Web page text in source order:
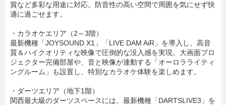
賞など多彩な用途に対応。防音性の高い空間で周囲を気にせず快
適に過ごせます。
・カラオケエリア（2～3階）
最新機種「JOYSOUND X1」「LIVE DAM AiR」を導入し、高音
質＆ハイクオリティな映像で圧倒的な没入感を実現。大画面プロ
ジェクター完備部屋や、音と映像が連動する「オーロラライティ
ングルーム」も設置し、特別なカラオケ体験を楽しめます。
・ダーツエリア（地下1階）
関西最大級のダーツスペースには、最新機種「DARTSLIVE3」を